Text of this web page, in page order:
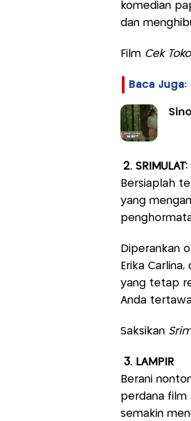
komedian
dan
Film Cek
Baca Juga:
2.
Bersiaplah
yang
Diperankan
Erika
yang tetap
Anda
Saksikan
3. LAMPIR
Berani
perdana film
semakin